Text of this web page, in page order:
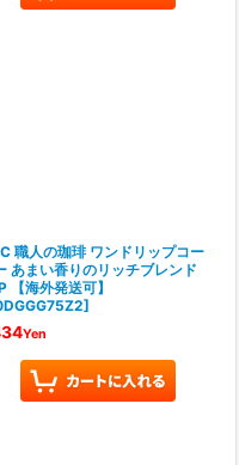
職人の珈琲 ワンドリップコー
あまい香りのリッチブレンド
【海外発送可】
]
Yen